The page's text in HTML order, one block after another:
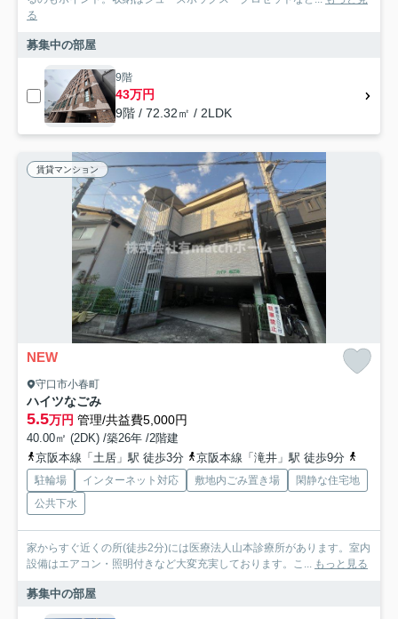
る
募集中の部屋
9階
43万円
9階 / 72.32㎡ / 2LDK
賃貸マンション
NEW
守口市小春町
ハイツなごみ
5.5万円 管理/共益費5,000円
40.00㎡ (2DK) /築26年 /2階建
京阪本線「土居」駅 徒歩3分
京阪本線「滝井」駅 徒歩9分
駐輪場 インターネット対応 敷地内ごみ置き場
閑静な住宅地
公共下水
家からすぐ近くの所(徒歩2分)には医療法人山本診療所があります。室内
設備はエアコン・照明付きなど大変充実しております。こ... もっと見る
募集中の部屋